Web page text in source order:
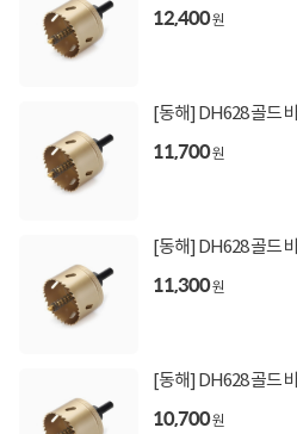
12,400원
[동해] DH628 골드
11,700원
[동해] DH628 골드
11,300원
[동해] DH628 골드
10,700원
결제혜택
입고일
배송비
3,000원 (1박스)
(제주,도서/산간 지역
0